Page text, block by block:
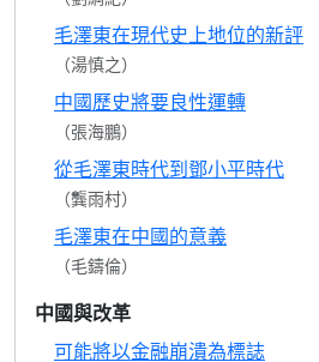
毛澤東在現代史上地位的新評
（湯慎之）
中國歷史將要良性運轉
（張海鵬）
從毛澤東時代到鄧小平時代
（龔雨村）
毛澤東在中國的意義
（毛鑄倫）
中國與改革
可能將以金融崩潰為標誌